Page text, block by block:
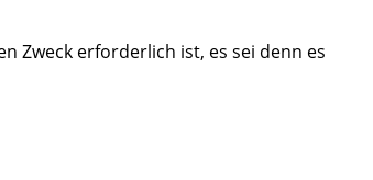
Zweck erforderlich ist, es sei denn es